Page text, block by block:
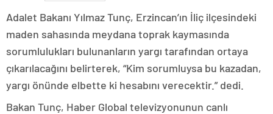
Adalet Bakanı Yılmaz Tunç, Erzincan’ın İliç ilçesindeki
maden sahasında meydana toprak kaymasında
sorumlulukları bulunanların yargı tarafından ortaya
çıkarılacağını belirterek, “Kim sorumluysa bu kazadan,
yargı önünde elbette ki hesabını verecektir.” dedi.
Bakan Tunç, Haber Global televizyonunun canlı